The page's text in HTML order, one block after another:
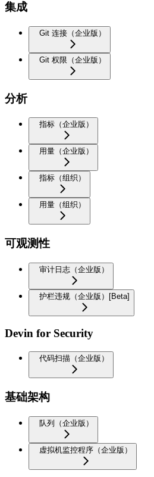
集成
Git 连接（企业版）
Git 权限（企业版）
分析
指标（企业版）
用量（企业版）
指标（组织）
用量（组织）
可观测性
审计日志（企业版）
护栏违规（企业版）[Beta]
Devin for Security
代码扫描（企业版）
基础架构
队列（企业版）
虚拟机监控程序（企业版）